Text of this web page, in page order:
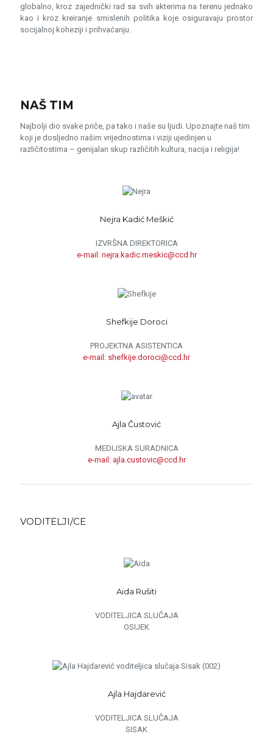
globalno, kroz zajednički rad sa svih akterima na terenu jednako
kao i kroz kreiranje smislenih politika koje osiguravaju prostor
socijalnoj koheziji i prihvaćanju.
NAŠ TIM
Najbolji dio svake priče, pa tako i naše su ljudi. Upoznajte naš tim
koji je dosljedno našim vrijednostima i viziji ujedinjen u
različitostima – genijalan skup različitih kultura, nacija i religija!
Nejra Kadić Meškić
IZVRŠNA DIREKTORICA
e-mail: nejra.kadic.meskic@ccd.hr
Shefkije Doroci
PROJEKTNA ASISTENTICA
e-mail: shefkije.doroci@ccd.hr
Ajla Čustović
MEDIJSKA SURADNICA
e-mail: ajla.custovic@ccd.hr
VODITELJI/CE
Aida Rušiti
VODITELJICA SLUČAJA
OSIJEK
Ajla Hajdarević
VODITELJICA SLUČAJA
SISAK